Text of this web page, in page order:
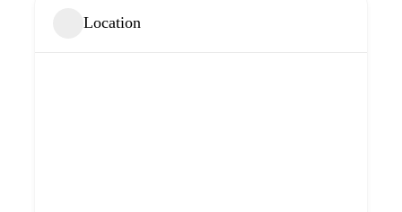
Location